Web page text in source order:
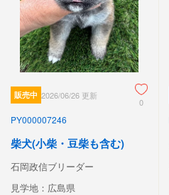
販売中 2026/06/26 更新
0
PY000007246
柴犬(小柴・豆柴も含む)
石岡政信ブリーダー
見学地：広島県